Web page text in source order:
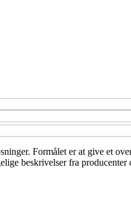
Formålet er at give et
beskrivelser fra